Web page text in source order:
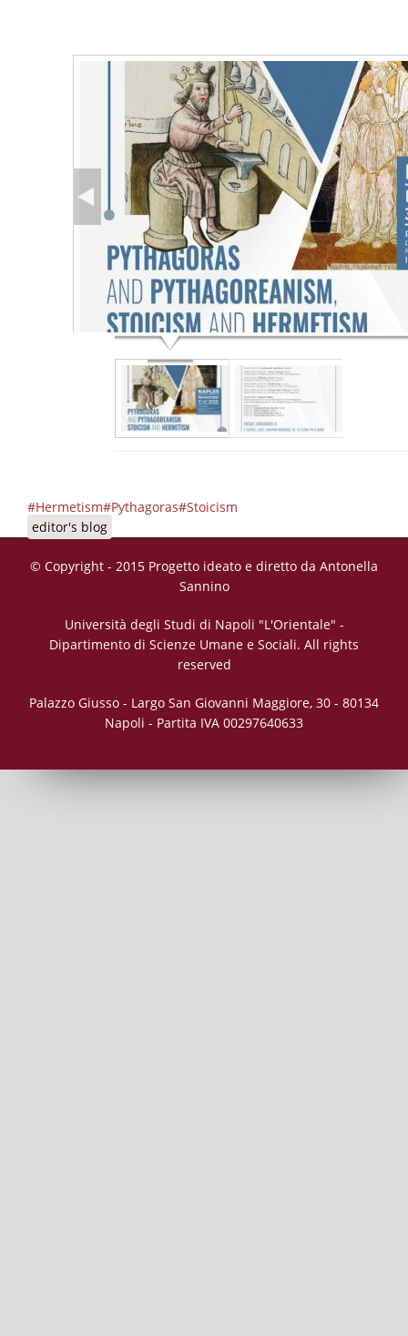
#Hermetism#Pythagoras#Stoicism
editor's blog
© Copyright - 2015 Progetto ideato e diretto da Antonella
Sannino
Università degli Studi di Napoli "L'Orientale" -
Dipartimento di Scienze Umane e Sociali. All rights
reserved
Palazzo Giusso - Largo San Giovanni Maggiore, 30 - 80134
Napoli - Partita IVA 00297640633